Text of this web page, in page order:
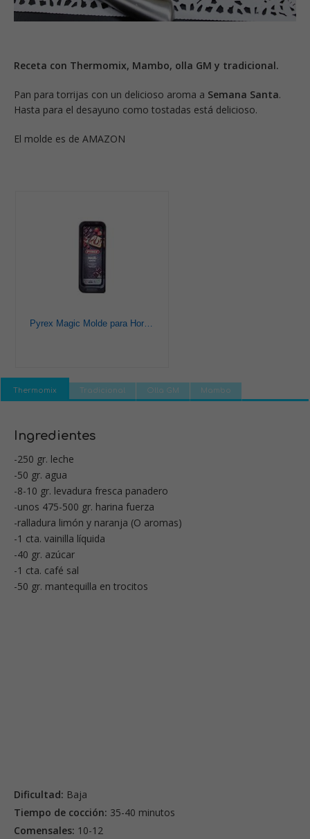
Receta con Thermomix, Mambo, olla GM y tradicional.
Pan para torrijas con un delicioso aroma a Semana Santa.
Hasta para el desayuno como tostadas está delicioso.
El molde es de AMAZON
Thermomix Tradicional Olla GM Mambo
Ingredientes
-250 gr. leche
-50 gr. agua
-8-10 gr. levadura fresca panadero
-unos 475-500 gr. harina fuerza
-ralladura limón y naranja (O aromas)
-1 cta. vainilla líquida
-40 gr. azúcar
-1 cta. café sal
-50 gr. mantequilla en trocitos
Dificultad: Baja
Tiempo de cocción: 35-40 minutos
Comensales: 10-12